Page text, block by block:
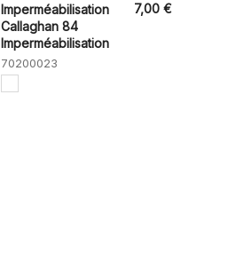
Imperméabilisation
Callaghan 84
Imperméabilisation
70200023
7,00 €